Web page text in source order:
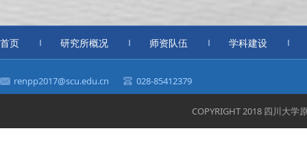
首页 研究所概况 师资队伍 学科建设
renpp2017@scu.edu.cn 028-85412379
COPYRIGHT 2018 四川大学